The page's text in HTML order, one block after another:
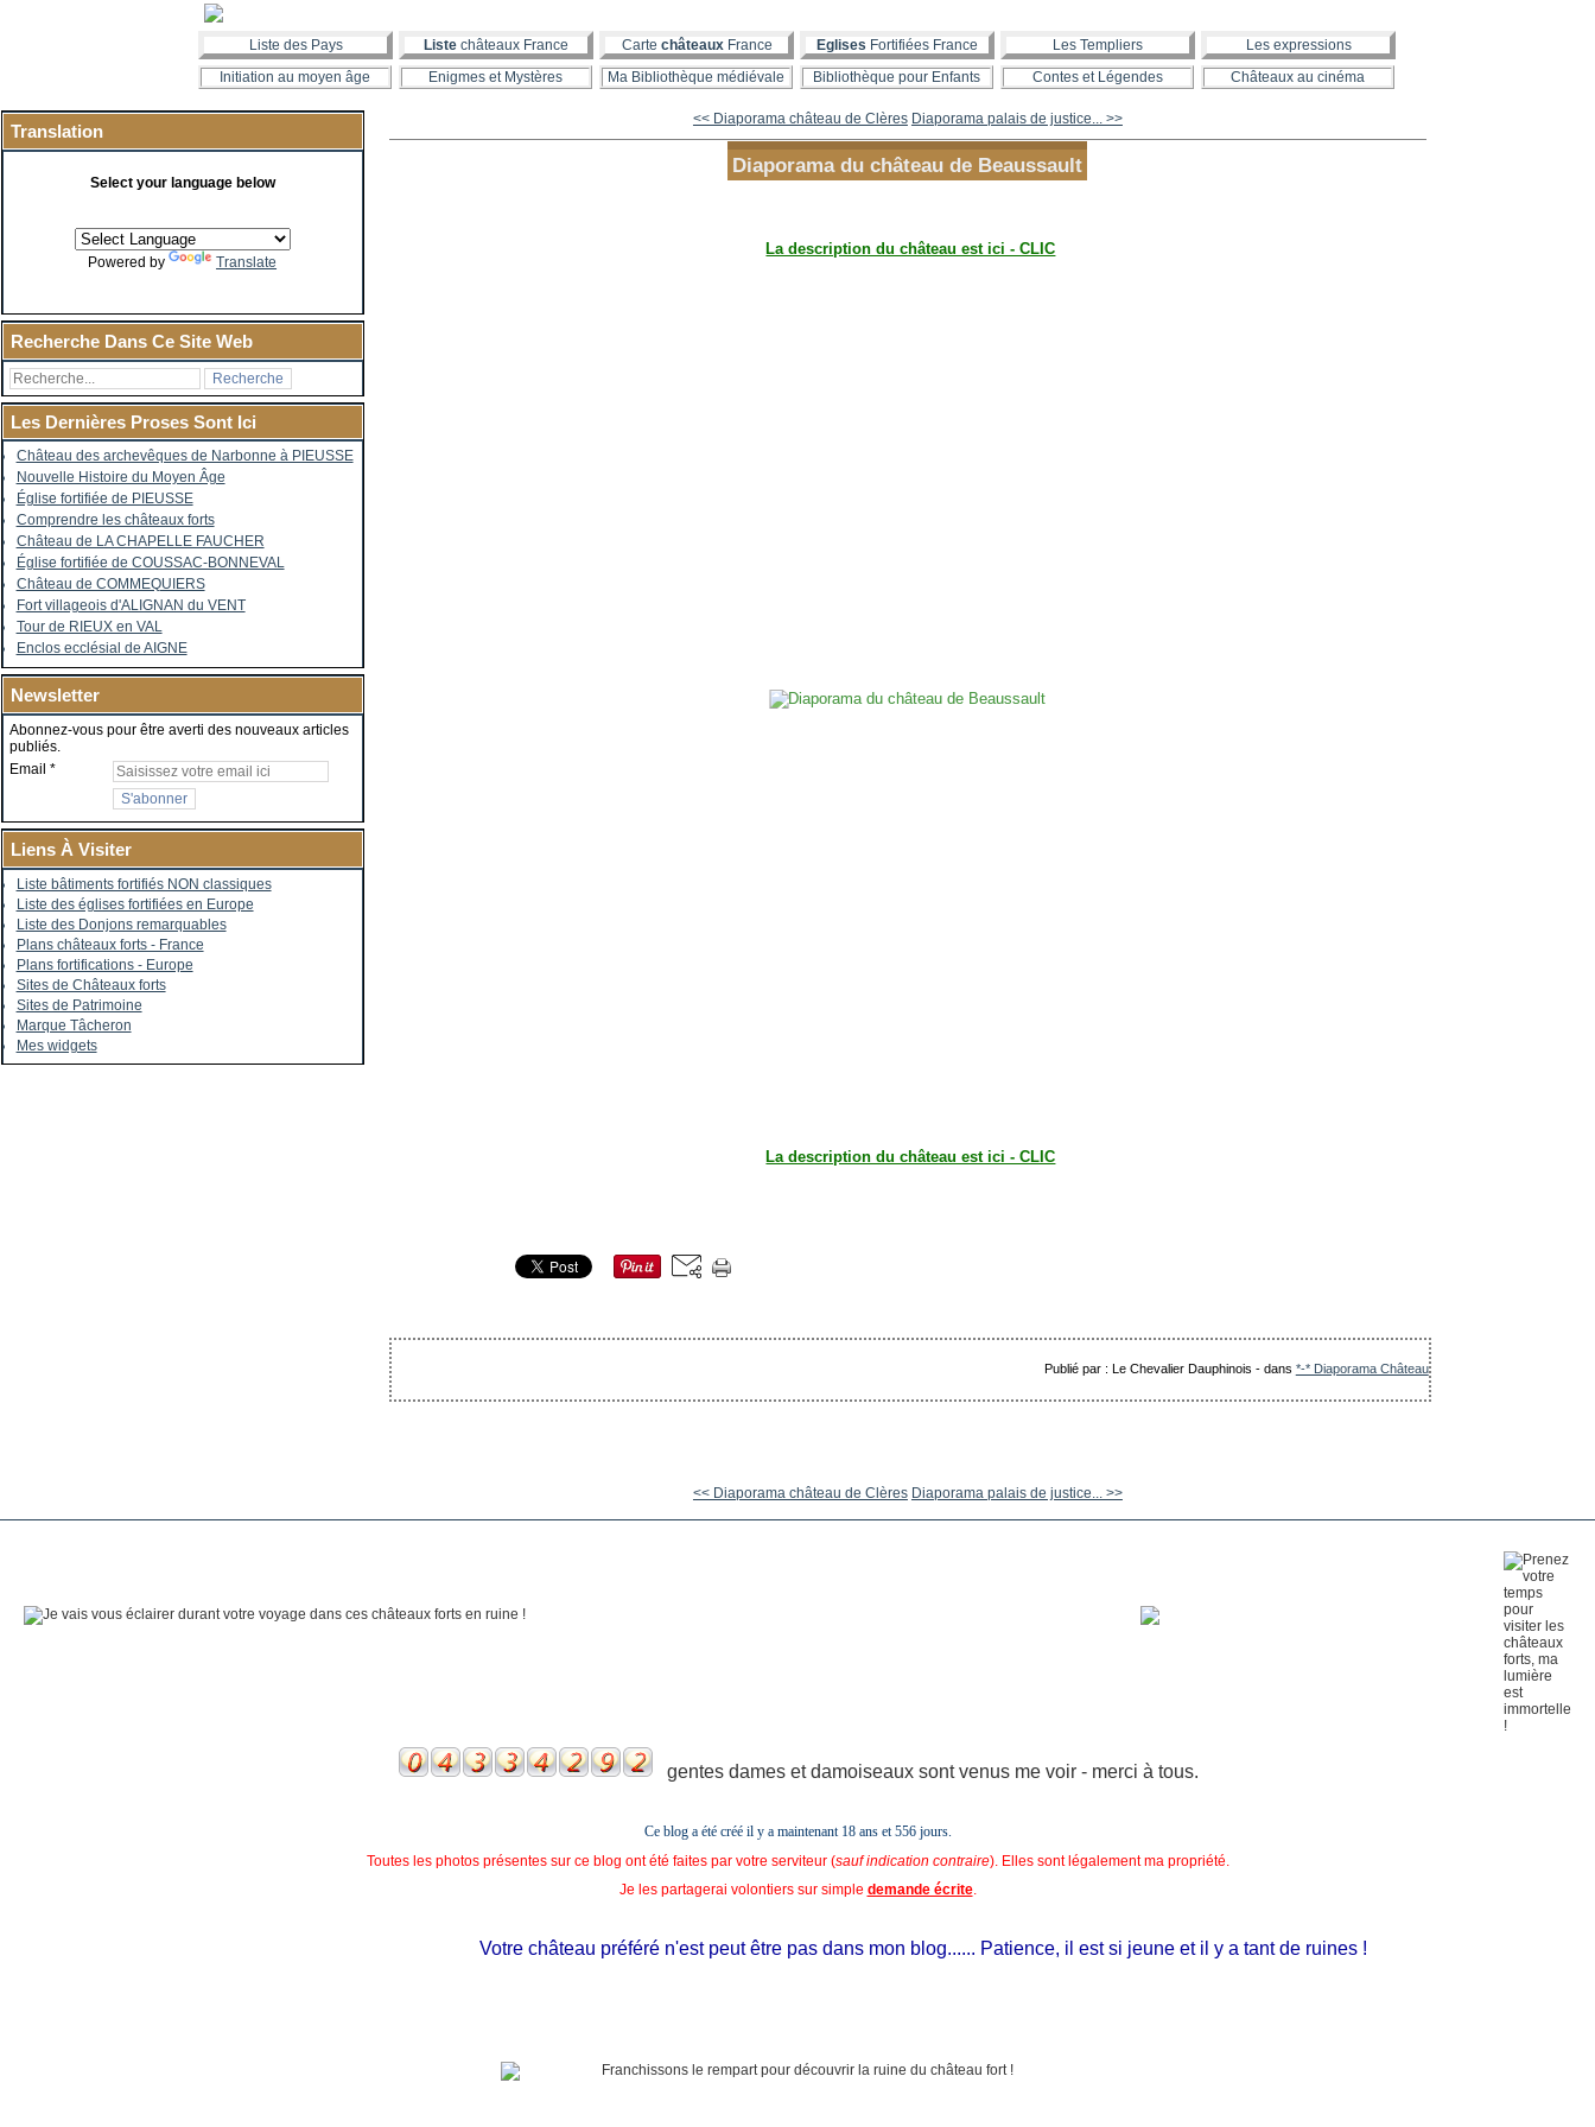
Liste des Pays Liste châteaux France Carte châteauxFrance Eglises Fortifiées France Les Templiers
Les expressions
Initiation au moyen âge
Enigmes et Mystères Ma Bibliothèque médiévale Bibliothèque pour Enfants Contes et Légendes Châteaux au cinéma
Translation
Select your language below
Powered by Translate
Recherche Dans Ce Site Web
Les Dernières Proses Sont Ici
Château des archevêques de Narbonne à PIEUSSE
Nouvelle Histoire du Moyen Âge
Église fortifiée de PIEUSSE
Comprendre les châteaux forts
Château de LA CHAPELLE FAUCHER
Église fortifiée de COUSSAC-BONNEVAL
Château de COMMEQUIERS
Fort villageois d'ALIGNAN du VENT
Tour de RIEUX en VAL
Enclos ecclésial de AIGNE
Newsletter
Abonnez-vous pour être averti des nouveaux articles
publiés.
Email
Liens À Visiter
Liste bâtiments fortifiés NON classiques
Liste des églises fortifiées en Europe
Liste des Donjons remarquables
Plans châteaux forts - France
Plans fortifications - Europe
Sites de Châteaux forts
Sites de Patrimoine
Marque Tâcheron
Mes widgets
<< Diaporama château de Clères Diaporama palais de justice... >>
Diaporama du château de Beaussault
La description du château est ici - CLIC
La description du château est ici - CLIC
Publié par : Le Chevalier Dauphinois -dans *-* Diaporama Château
<< Diaporama château de Clères Diaporama palais de justice... >>
gentes dames et damoiseaux sont venus me voir - merci à tous.
Ce blog a été créé il y a maintenant 18 ans et556 jours.
Toutes les photos présentes sur ce blog ont été faites par votre serviteur (sauf indication contraire). Elles sont légalement ma propriété.
Je les partagerai volontiers sur simple demande écrite.
Votre château préféré n'est peut être pas dans mon blog...... Patience, il est si jeune et il y a tant de ruines !